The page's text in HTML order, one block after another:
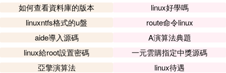
執行makemap hash /etc/mail/access.db </etc/mail/a
ccess
編輯vi /etc/mail/local-host-names把郵件伺服器使用
的域名給添加上去
如何查看資料庫的版本
linux好學嗎
linuxntfs格式的u盤
route命令linux
aide導入源碼
A演算法典題
linux給root設置密碼
一元雲購指定中獎源碼
亞擎演算法
linux待遇